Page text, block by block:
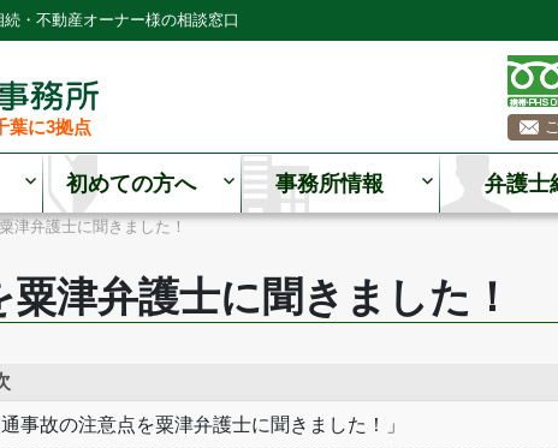
・不動産オーナー様の相談窓口
葉に3拠点
初めての方へ 事務所情報 弁護士
津弁護士に聞きました！
津弁護士に聞きました！
通事故の注意点を粟津弁護士に聞きました！」